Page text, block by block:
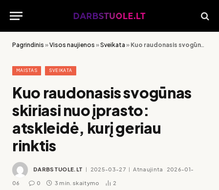
Pagrindinis »Visos naujienos »Sveikata » Kuo raudonasis svogūnas skiriasi nuo įprasto: atskleidė, kurį geriau rinktis
MAISTAS SVEIKATA
Kuo raudonasis svogūnas
skiriasi nuo įprasto:
atskleidė, kurį geriau
rinktis
DARBSTUOLE.LT 2025-03-27 Atnaujinta 2026-01-
06 0 3 min. skaitymo 2